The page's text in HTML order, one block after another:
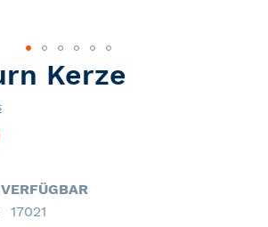
Kerze
17021